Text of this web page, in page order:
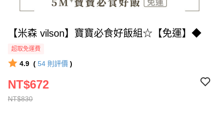
【米森 vilson】寶寶必食好飯組☆【免運】◆
超取免運費
4.9 ( 54 則評價 )
NT$830
NT$672